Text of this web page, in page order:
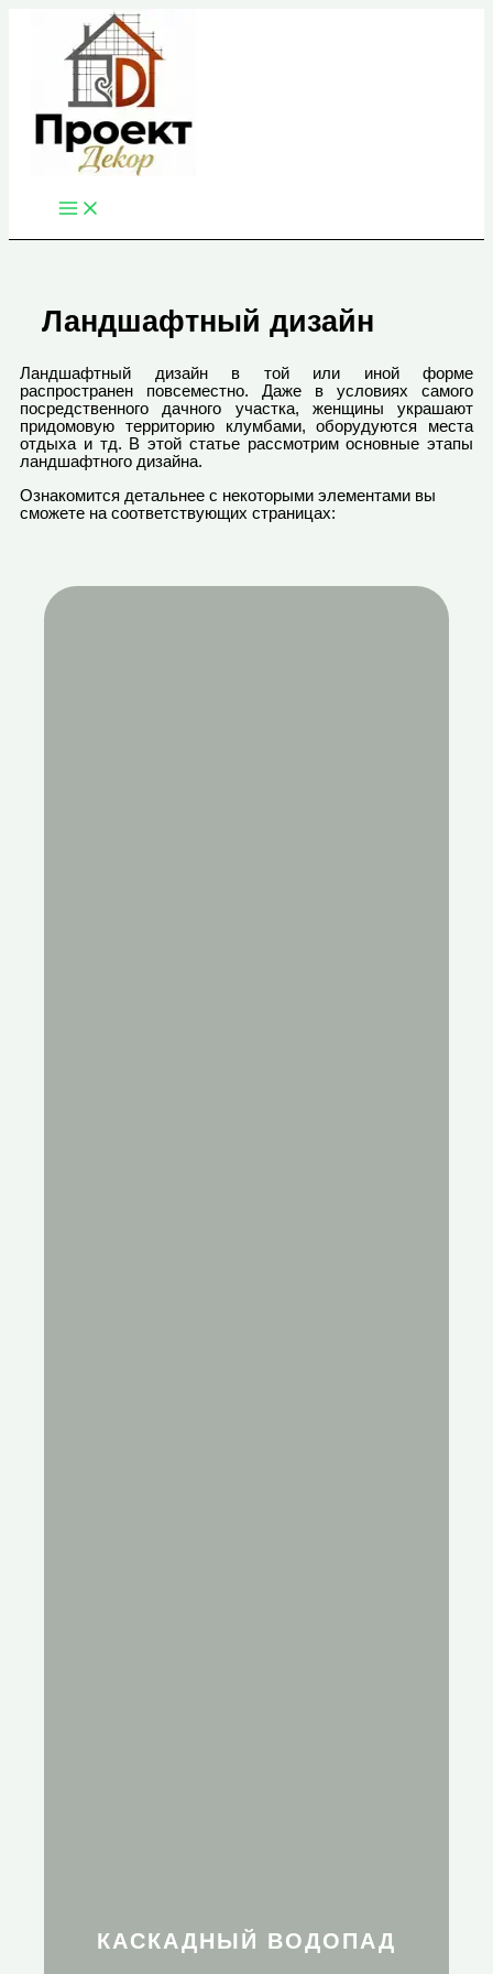
содержимому
Ландшафтный дизайн
Ландшафтный дизайн в той или иной форме
распространен повсеместно. Даже в условиях самого
посредственного дачного участка, женщины украшают
придомовую территорию клумбами, оборудуются места
отдыха и тд. В этой статье рассмотрим основные этапы
ландшафтного дизайна.
Ознакомится детальнее с некоторыми элементами вы
сможете на соответствующих страницах:
КАСКАДНЫЙ ВОДОПАД